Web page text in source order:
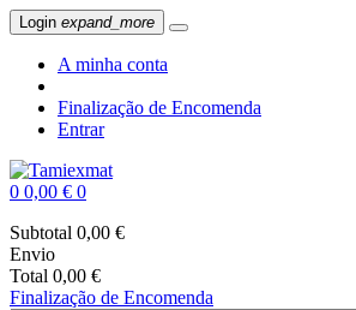
Login expand_more
A minha conta
Finalização de Encomenda
Entrar
0 0,00 € 0
Subtotal 0,00 €
Envio
Total 0,00 €
Finalização de Encomenda